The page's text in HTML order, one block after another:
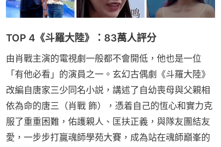
TOP 4《斗羅大陸》：83萬人評分
由肖戰主演的電視劇一般都不會開低，他也是一位
「有他必看」的演員之一。玄幻古偶劇《斗羅大陸》
改編自唐家三少同名小説，講述了自幼喪母與父親相
依為命的唐三（肖戰 飾），憑着自己的恆心和實力克
服了重重困難，佑護親人、匡扶正義，與隊友團結友
愛，一步步打贏魂師學苑大賽，成為站在魂師巔峯的